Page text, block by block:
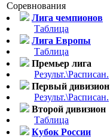
Соревнования
Лига чемпионов
Таблица
Лига Европы
Таблица
Премьер лига
Результ.\Расписан.
Первый дивизион
Результ.\Расписан.
Второй дивизион
Таблица
Кубок России